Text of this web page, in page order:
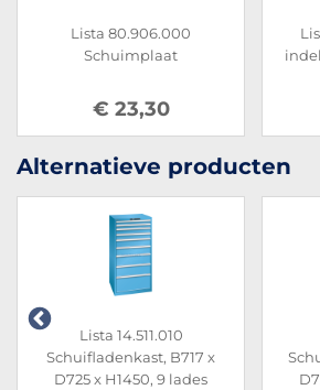
Lista 80.906.000
Schuimplaat
€ 23,30
Alternatieve producten
Lista 14.511.010
Schuifladenkast, B717 x
D725 x H1450, 9 lades